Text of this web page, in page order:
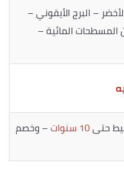
– البرج الأيقوني –
المائية –
حتى10 سنوات
– وخصم